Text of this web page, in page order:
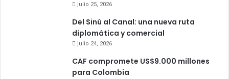
julio 25, 2026
Del Sinú al Canal: una nueva ruta
diplomática y comercial
julio 24, 2026
CAF compromete US$9.000 millones
para Colombia